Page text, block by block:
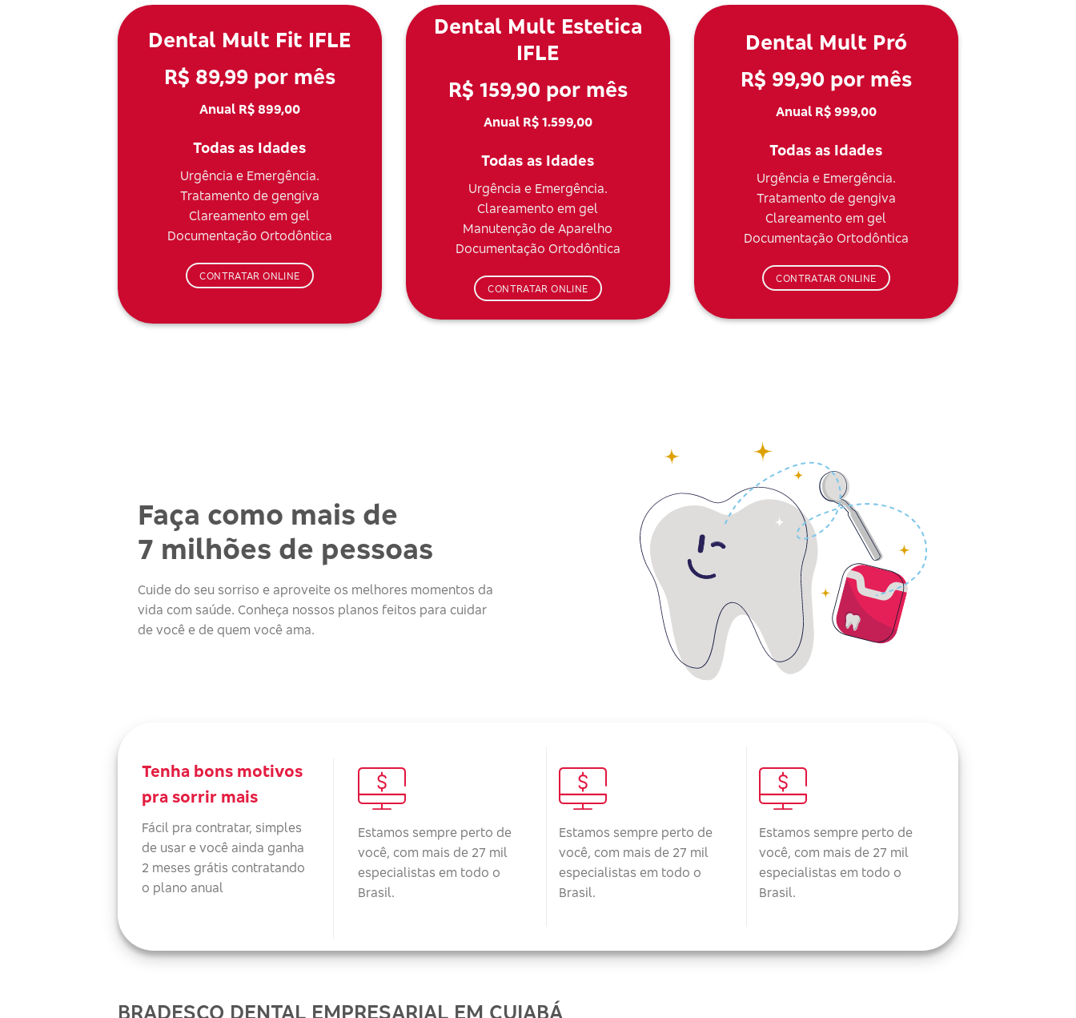
Dental Mult Fit IFLE
R$ 89,99 por mês
Anual R$ 899,00
Todas as Idades
Urgência e Emergência.
Tratamento de gengiva
Clareamento em gel
Documentação Ortodôntica
CONTRATAR ONLINE
Dental Mult Estetica
IFLE
R$ 159,90 por mês
Anual R$ 1.599,00
Todas as Idades
Urgência e Emergência.
Clareamento em gel
Manutenção de Aparelho
Documentação Ortodôntica
CONTRATAR ONLINE
Dental Mult Pró
R$ 99,90 por mês
Anual R$ 999,00
Todas as Idades
Urgência e Emergência.
Tratamento de gengiva
Clareamento em gel
Documentação Ortodôntica
CONTRATAR ONLINE
Faça como mais de
7 milhões de pessoas
Cuide do seu sorriso e aproveite os melhores momentos da
vida com saúde. Conheça nossos planos feitos para cuidar
de você e de quem você ama.
Tenha bons motivos
pra sorrir mais
Fácil pra contratar, simples
de usar e você ainda ganha
2 meses grátis contratando
o plano anual
Estamos sempre perto de
você, com mais de 27 mil
especialistas em todo o
Brasil.
Estamos sempre perto de
você, com mais de 27 mil
especialistas em todo o
Brasil.
Estamos sempre perto de
você, com mais de 27 mil
especialistas em todo o
Brasil.
BRADESCO DENTAL EMPRESARIAL EM CUIABÁ